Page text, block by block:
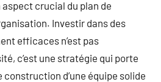
crucial du plan de
Investir dans des
efficaces n’est pas
c’est une stratégie qui porte
d’une équipe solide